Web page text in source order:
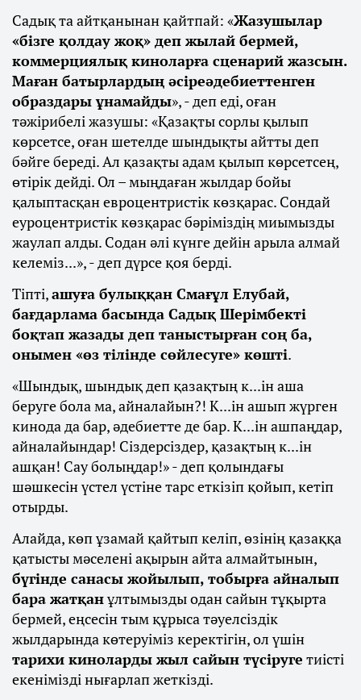
Садық та айтқанынан қайтпай: «Жазушылар
«бізге қолдау жоқ» деп жылай бермей,
коммерциялық киноларға сценарий жазсын.
Маған батырлардың әсіреәдебиеттенген
образдары ұнамайды», - деп еді, оған
тәжірибелі жазушы: «Қазақты сорлы қылып
көрсетсе, оған шетелде шындықты айтты деп
бәйге береді. Ал қазақты адам қылып көрсетсең,
өтірік дейді. Ол – мыңдаған жылдар бойы
қалыптасқан евроцентристік көзқарас. Сондай
еуроцентристік көзқарас бәріміздің миымызды
жаулап алды. Содан әлі күнге дейін арыла алмай
келеміз...», - деп дүрсе қоя берді.
Тіпті,ашуға булыққан Смағұл Елубай,
бағдарлама басында Садық Шерімбекті
боқтап жазады деп таныстырған соң ба,
онымен «өз тілінде сөйлесуге» көшті.
«Шындық, шындық деп қазақтың к...ін аша
беруге бола ма, айналайын?! К...ін ашып жүрген
кинода да бар, әдебиетте де бар. К...ін ашпаңдар,
айналайындар! Сіздерсіздер, қазақтың к...ін
ашқан! Сау болыңдар!» - деп қолындағы
шәшкесін үстел үстіне тарс еткізіп қойып, кетіп
отырды.
Алайда, көп ұзамай қайтып келіп, өзінің қазаққа
қатысты мәселені ақырын айта алмайтынын,
бүгінде санасы жойылып, тобырға айналып
бара жатқанұлтымызды одан сайын тұқырта
бермей, еңсесін тым құрыса тәуелсіздік
жылдарында көтеруіміз керектігін, ол үшін
тарихи киноларды жыл сайын түсіруге тиісті
екенімізді нығарлап жеткізді.